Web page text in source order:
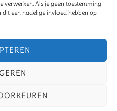
verwerken. Als je geen toestemming
een nadelige invloed hebben op
Themes. Mogelijk
Oorbellen